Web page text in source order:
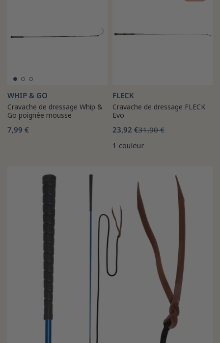
WHIP & GO
Cravache de dressage Whip &
Go poignée mousse
7,99 €
FLECK
Cravache de dressage FLECK
Evo
23,92 €31,90 €
1 couleur